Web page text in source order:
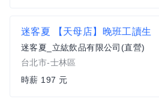
迷客夏 【天母店】晚班工讀生
迷客夏_立紘飲品有限公司(直營)
台北市-士林區
時薪 197 元